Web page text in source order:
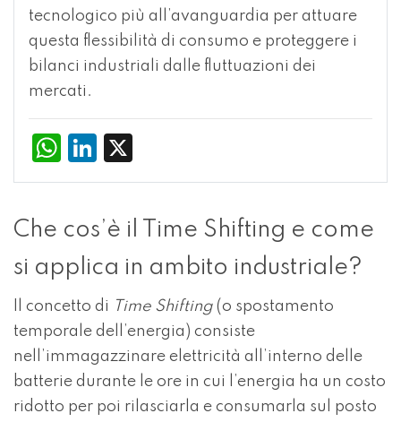
tecnologico più all’avanguardia per attuare
questa flessibilità di consumo e proteggere i
bilanci industriali dalle fluttuazioni dei
mercati.
WhatsApp
LinkedIn
Che cos’è il Time Shifting e come
si applica in ambito industriale?
Il concetto di Time Shifting(o spostamento
temporale dell’energia) consiste
nell’immagazzinare elettricità all’interno delle
batterie durante le ore in cui l’energia ha un costo
ridotto per poi rilasciarla e consumarla sul posto